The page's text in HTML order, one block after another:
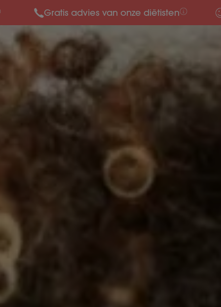
Gratis advies van onze diëtisten